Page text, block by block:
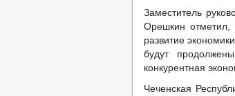
Заместитель
Орешкин отметил,
развитие
будут
конкурентная
Чеченская